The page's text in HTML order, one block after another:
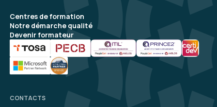
Jérémy B.
Le 24/11/2025
La différence entre Stress, Harcèlement,
violences internes/externes et épuisement
professionnel
Analyser une situation de travail pour trouver
Centres de formation
Notre démarche qualité
Devenir formateur
CONTACTS